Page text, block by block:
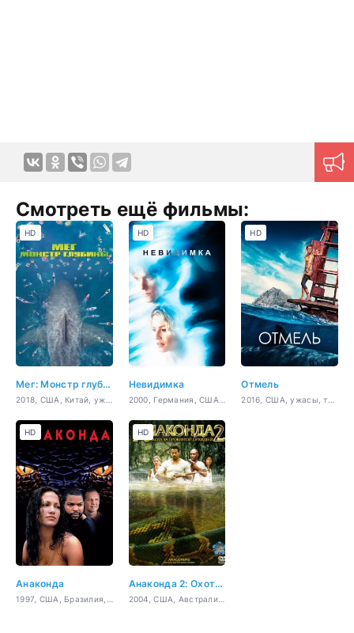
Смотреть ещё фильмы:
Мег: Монстр глубины
HD
Невидимка
HD
Отмель
HD
Анаконда
HD
Анаконда 2: Охота за проклятой орхидеей
2004, США, Австралия, ужасы, боевик, приключения
HD